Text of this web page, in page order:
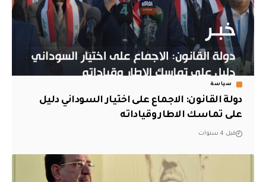
سياسة
دولة القانون: الاجماع على اختيار السوداني دليل
على تماسك الاطار وقياداته
قبل 4 سنوات